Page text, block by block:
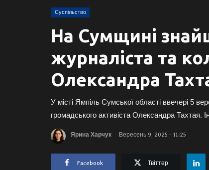
Суспільство
На Сумщині
журналіста та
Олександра
У місті Ямпіль Сумської області ввечері 5
громадського активіста Олександра Тахтая.
Ярина Харчук Вересень 9, 2025 - 11:25
Facebook Твіттер